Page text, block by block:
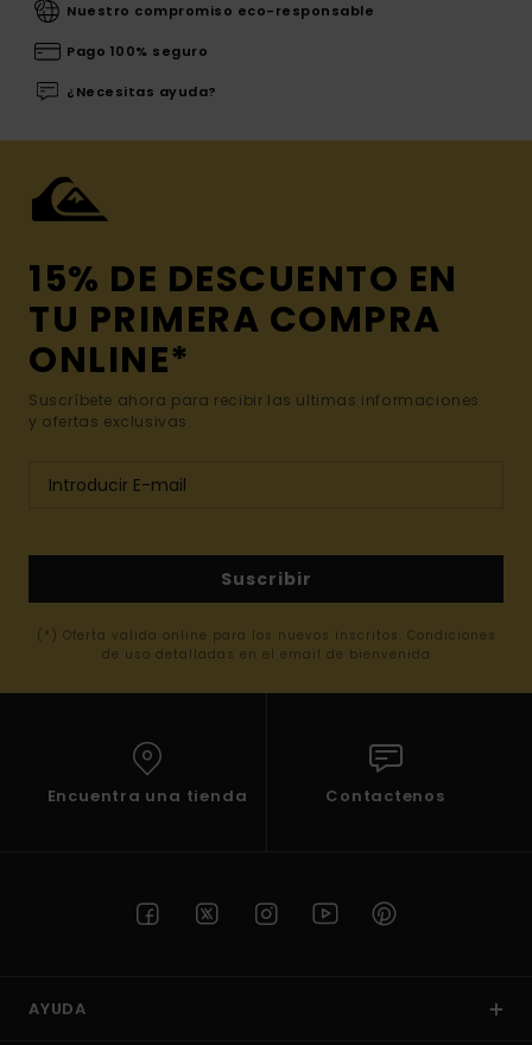
Nuestro compromiso eco-responsable
Pago 100% seguro
¿Necesitas ayuda?
15% DE DESCUENTO EN
TU PRIMERA COMPRA
ONLINE*
Suscríbete ahora para recibir las ultimas informaciones
y ofertas exclusivas.
Suscribir
(*) Oferta valida online para los nuevos inscritos. Condiciones
de uso detalladas en el email de bienvenida
Encuentra una tienda Contactenos
AYUDA